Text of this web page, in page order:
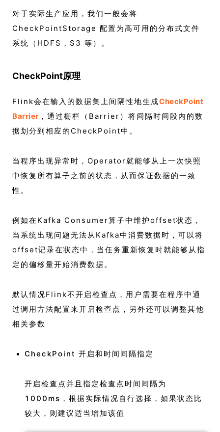
对于实际生产应用，我们一般会将
CheckPointStorage 配置为高可用的分布式文件
系统（HDFS，S3 等）。
CheckPoint原理
Flink会在输入的数据集上间隔性地生成CheckPoint
Barrier ，通过栅栏（Barrier）将间隔时间段内的数
据划分到相应的CheckPoint中。
当程序出现异常时，Operator就能够从上一次快照
中恢复所有算子之前的状态，从而保证数据的一致
性。
例如在Kafka Consumer算子中维护offset状态，
当系统出现问题无法从Kafka中消费数据时，可以将
offset记录在状态中，当任务重新恢复时就能够从指
定的偏移量开始消费数据。
默认情况Flink不开启检查点，用户需要在程序中通
过调用方法配置来开启检查点，另外还可以调整其他
相关参数
CheckPoint 开启和时间间隔指定
开启检查点并且指定检查点时间间隔为
1000ms，根据实际情况自行选择，如果状态比
较大，则建议适当增加该值